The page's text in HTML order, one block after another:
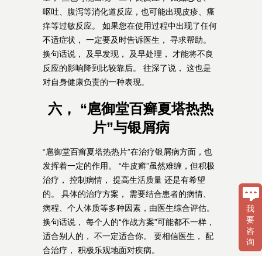
呕吐、腹泻等消化道反应，也可能出现皮疹、瘙
痒等过敏反应。 如果您在使用过程中出现了任何
不适症状， 一定要及时告诉医生， 寻求帮助。
换句话说， 及早发现， 及早处理， 才能将不良
反应的影响降到比较靠后。 往深了说， 这也是
对自身健康负责的一种表现。
六， “扈御堂百癣夏塔热热
片”与银屑病
“扈御堂百癣夏塔热热片”在治疗银屑病方面，也
发挥着一定的作用。 “牛皮癣”虽然难缠，但积极
治疗， 控制病情， 提高生活质量 还是有希望
的。 具体的治疗方案， 需要结合患者的病情、
病程、个人体质等多种因素，由医生综合评估。
换句话说， 每个人的“作战方案”可能都不一样，
适合别人的， 不一定适合你。 要相信医生， 配
合治疗， 积极乐观地面对疾病。
我
要
咨
询